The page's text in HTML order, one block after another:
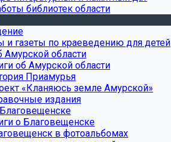
библиотек области
и газеты по краеведению для детей
Амурской области
об Амурской области
Приамурья
«Кланяюсь земле Амурской»
издания
о Благовещенске
в фотоальбомах